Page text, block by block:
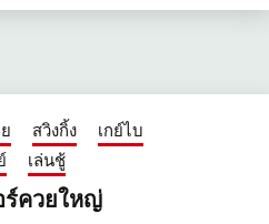
สวิงกิ้ง
เกย์ไบ
เล่นชู้
ร์ควยใหญ่